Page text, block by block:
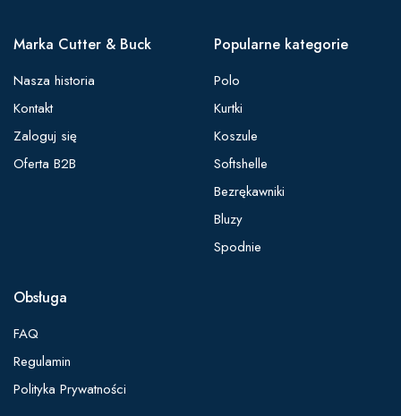
Marka Cutter & Buck
Nasza historia
Kontakt
Zaloguj się
Oferta B2B
Popularne kategorie
Polo
Kurtki
Koszule
Softshelle
Bezrękawniki
Bluzy
Spodnie
Obsługa
FAQ
Regulamin
Polityka Prywatności